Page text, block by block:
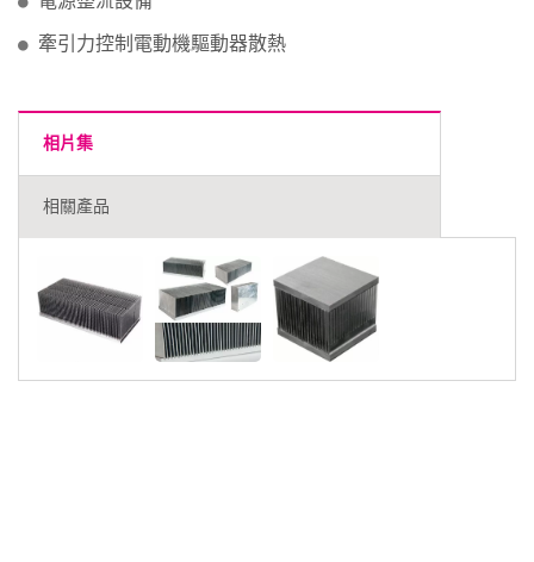
牽引力控制電動機驅動器散熱
相片集
相關產品